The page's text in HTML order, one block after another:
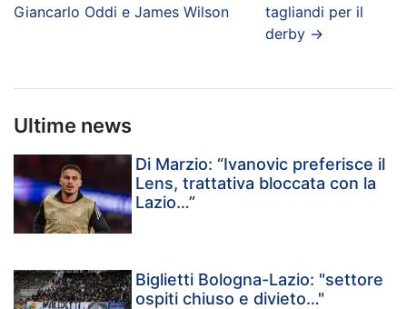
Giancarlo Oddi e James Wilson
tagliandi per il
derby →
Ultime news
Di Marzio: “Ivanovic preferisce il
Lens, trattativa bloccata con la
Lazio…”
Biglietti Bologna-Lazio: "settore
ospiti chiuso e divieto…"